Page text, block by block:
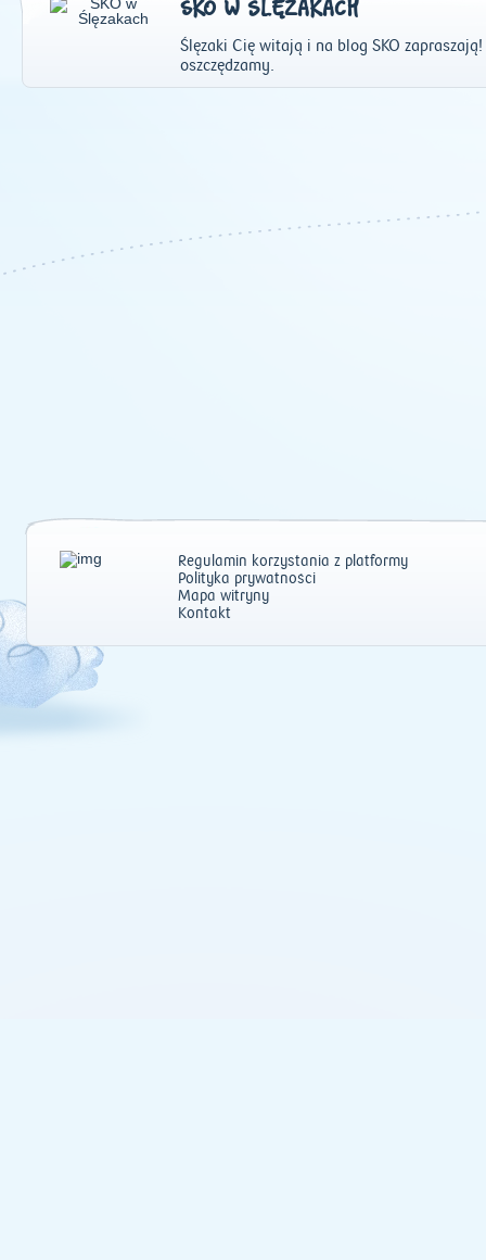
SKO W ŚLĘZAKACH
Ślęzaki Cię witają i na blog SKO
oszczędzamy.
Regulamin korzystania z platformy
Polityka prywatności
Mapa witryny
Kontakt